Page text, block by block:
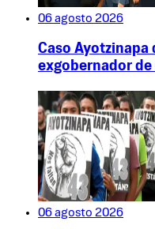
06 agosto 2026
Caso Ayotzinapa
exgobernador de
06 agosto 2026